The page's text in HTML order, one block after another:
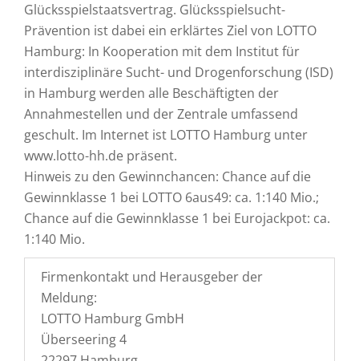
Glücksspielstaatsvertrag. Glücksspielsucht-
Prävention ist dabei ein erklärtes Ziel von LOTTO
Hamburg: In Kooperation mit dem Institut für
interdisziplinäre Sucht- und Drogenforschung (ISD)
in Hamburg werden alle Beschäftigten der
Annahmestellen und der Zentrale umfassend
geschult. Im Internet ist LOTTO Hamburg unter
www.lotto-hh.de präsent.
Hinweis zu den Gewinnchancen: Chance auf die
Gewinnklasse 1 bei LOTTO 6aus49: ca. 1:140 Mio.;
Chance auf die Gewinnklasse 1 bei Eurojackpot: ca.
1:140 Mio.
Firmenkontakt und Herausgeber der
Meldung:
LOTTO Hamburg GmbH
Überseering 4